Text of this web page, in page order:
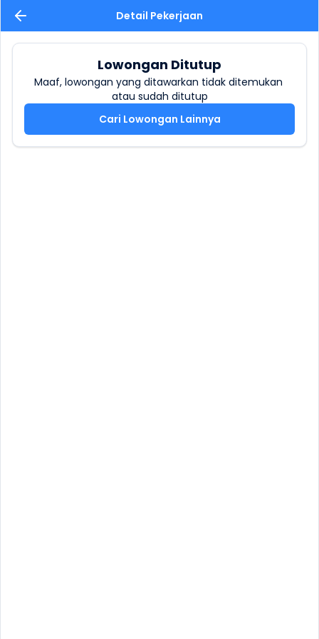
Detail Pekerjaan
Lowongan Ditutup
Maaf, lowongan yang ditawarkan tidak ditemukan
atau sudah ditutup
Cari Lowongan Lainnya